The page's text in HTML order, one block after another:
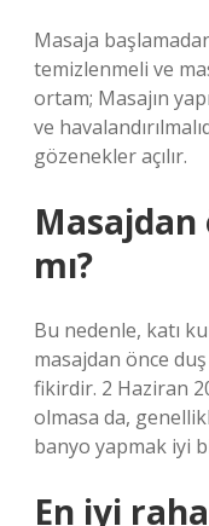
Masaja
temizlenmeli ve
ortam; Masajın
ve
gözenekler açılır.
Masajdan
mı?
Bu nedenle, katı
masajdan önce
fikirdir. 2 Haziran
olmasa da,
banyo yapmak iyi
En iyi